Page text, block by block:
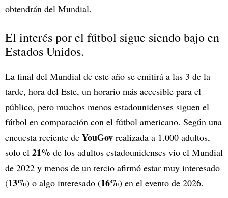
obtendrán del Mundial.
El interés por el fútbol sigue siendo bajo en
Estados Unidos.
La final del Mundial de este año se emitirá a las 3 de la
tarde, hora del Este, un horario más accesible para el
público, pero muchos menos estadounidenses siguen el
fútbol en comparación con el fútbol americano. Según una
encuesta reciente de YouGov realizada a 1.000 adultos,
solo el 21% de los adultos estadounidenses vio el Mundial
de 2022 y menos de un tercio afirmó estar muy interesado
(13%) o algo interesado (16%) en el evento de 2026.